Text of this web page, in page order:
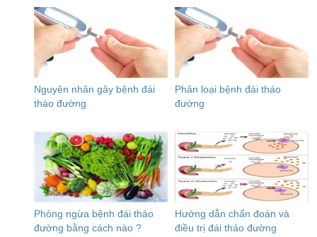
Nguyên nhân gây bệnh đái
tháo đường
Phân loại bệnh đái tháo
đường
Phòng ngừa bệnh đái tháo
đường bằng cách nào ?
Hướng dẫn chẩn đoán và
điều trị đái tháo đường